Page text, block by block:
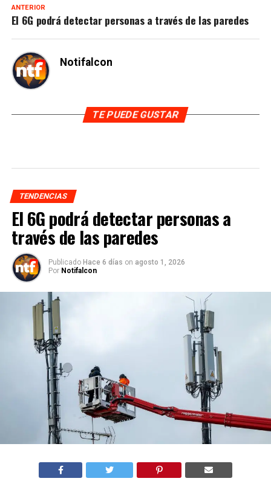
ANTERIOR
El 6G podrá detectar personas a través de las paredes
Notifalcon
TE PUEDE GUSTAR
TENDENCIAS
El 6G podrá detectar personas a
través de las paredes
Publicado Hace 6 días on agosto 1, 2026
Por Notifalcon